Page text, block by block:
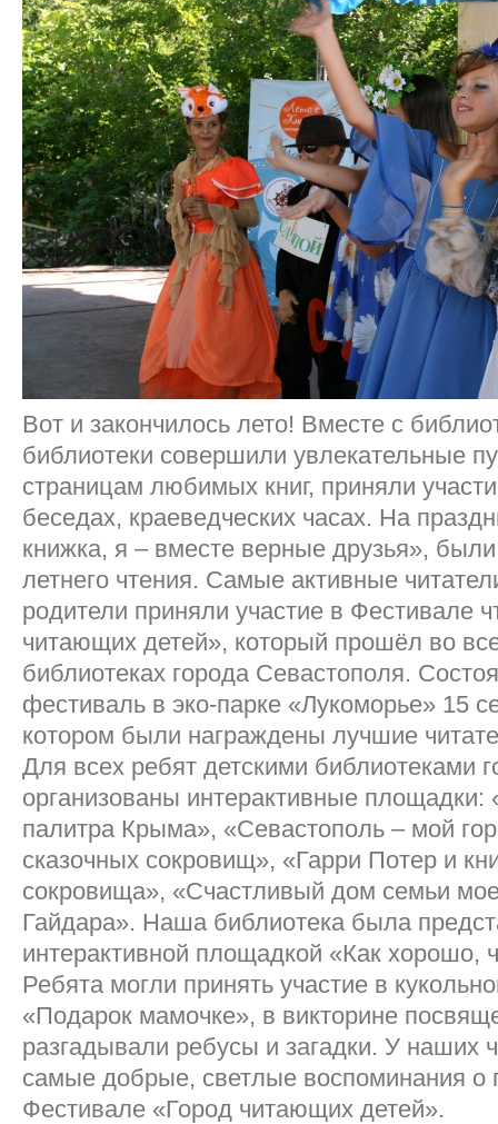
Вот и закончилось лето! Вместе с
библиотеки совершили увлекательные
страницам любимых книг, приняли
беседах, краеведческих часах. На
книжка, я – вместе верные друзья»,
летнего чтения. Самые активные
родители приняли участие в Фестивале
читающих детей», который прошёл во
библиотеках города Севастополя.
фестиваль в эко-парке «Лукоморье» 15
котором были награждены лучшие
Для всех ребят детскими библиотеками
организованы интерактивные площадки:
палитра Крыма», «Севастополь – мой
сказочных сокровищ», «Гарри Потер и
сокровища», «Счастливый дом семьи
Гайдара». Наша библиотека была
интерактивной площадкой «Как хорошо,
Ребята могли принять участие в
«Подарок мамочке», в викторине
разгадывали ребусы и загадки. У наших
самые добрые, светлые воспоминания
Фестивале «Город читающих детей».